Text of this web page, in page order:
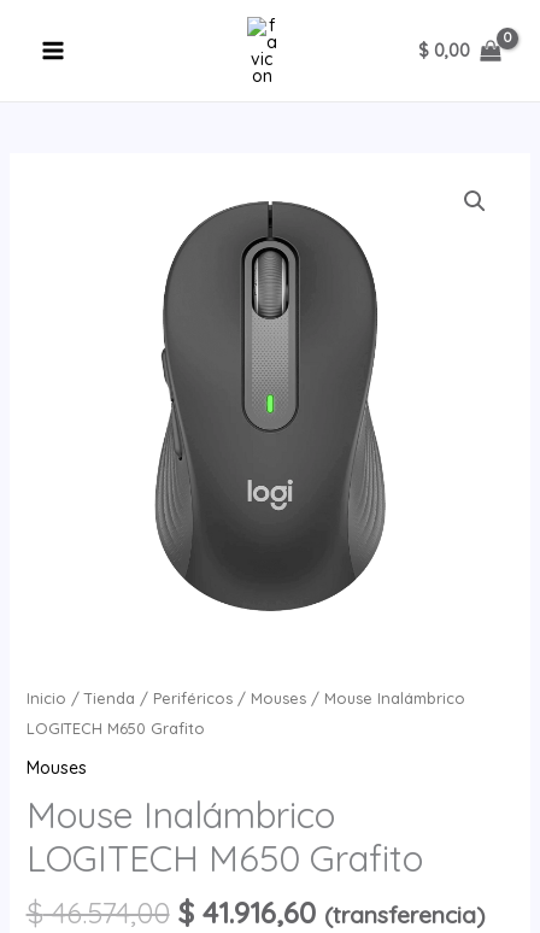
$ 0,00
Inicio /Tienda / Periféricos/ Mouses/ Mouse Inalámbrico
LOGITECH M650 Grafito
Mouses
Mouse Inalámbrico
LOGITECH M650 Grafito
$46.574,00 $41.916,60 (transferencia)